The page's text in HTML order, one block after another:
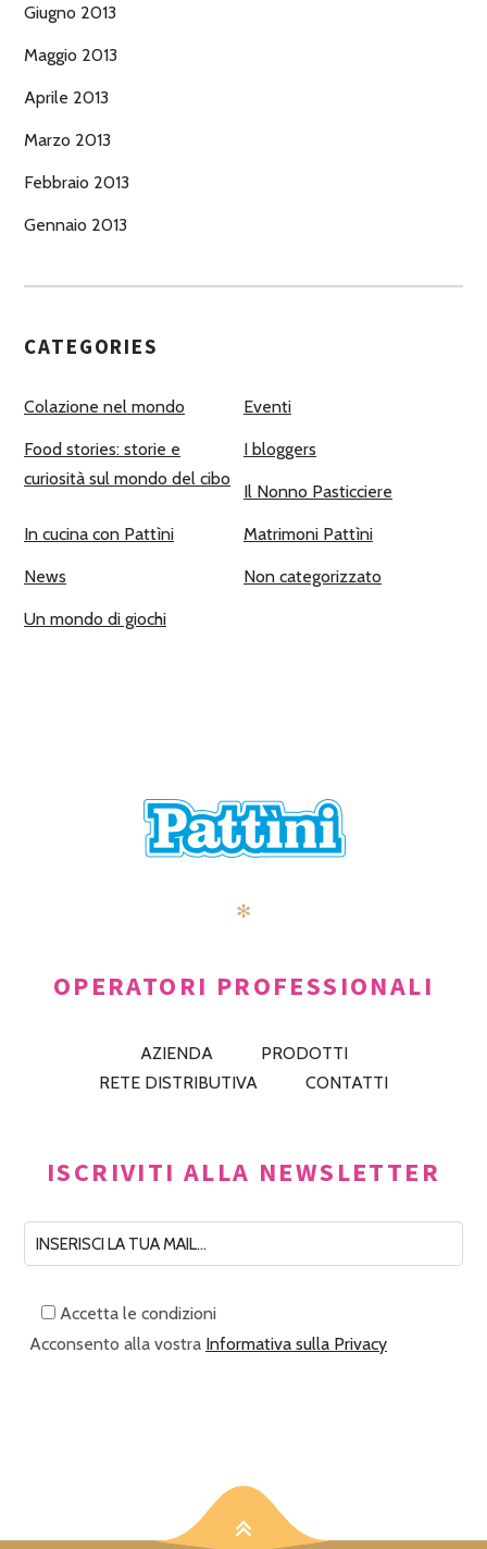
Giugno 2013
Maggio 2013
Aprile 2013
Marzo 2013
Febbraio 2013
Gennaio 2013
CATEGORIES
Colazione nel mondo Eventi
Food stories: storie e
curiosità sul mondo del cibo
I bloggers
Il Nonno Pasticciere
In cucina con Pattìni Matrimoni Pattìni
News Non categorizzato
Un mondo di giochi
✻
OPERATORI PROFESSIONALI
AZIENDA
PRODOTTI
RETE DISTRIBUTIVA
CONTATTI
ISCRIVITI ALLA NEWSLETTER
Accetta le condizioni
Acconsento alla vostra Informativa sulla Privacy